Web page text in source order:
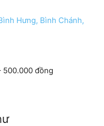
Hưng, Bình Chánh,
500.000 đồng